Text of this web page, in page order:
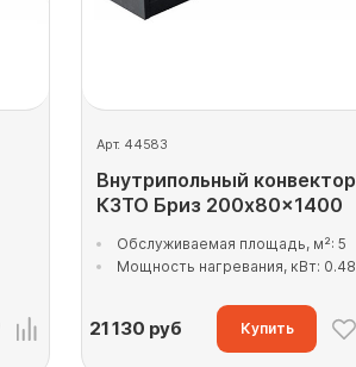
Арт. 44583
Внутрипольный конвектор
КЗТО Бриз 200x80x1400
Обслуживаемая площадь, м²: 5
Мощность нагревания, кВт: 0.48
21 130 руб Купить